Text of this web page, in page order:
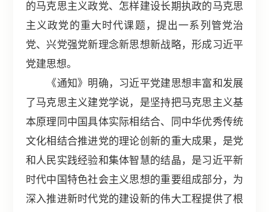
的马克思主义政党、怎样建设长期执政的马克思
主义政党的重大时代课题，提出一系列管党治
党、兴党强党新理念新思想新战略，形成习近平
党建思想。
《通知》明确，习近平党建思想丰富和发展
了马克思主义建党学说，是坚持把马克思主义基
本原理同中国具体实际相结合、同中华优秀传统
文化相结合推进党的理论创新的重大成果，是党
和人民实践经验和集体智慧的结晶，是习近平新
时代中国特色社会主义思想的重要组成部分，为
深入推进新时代党的建设新的伟大工程提供了根